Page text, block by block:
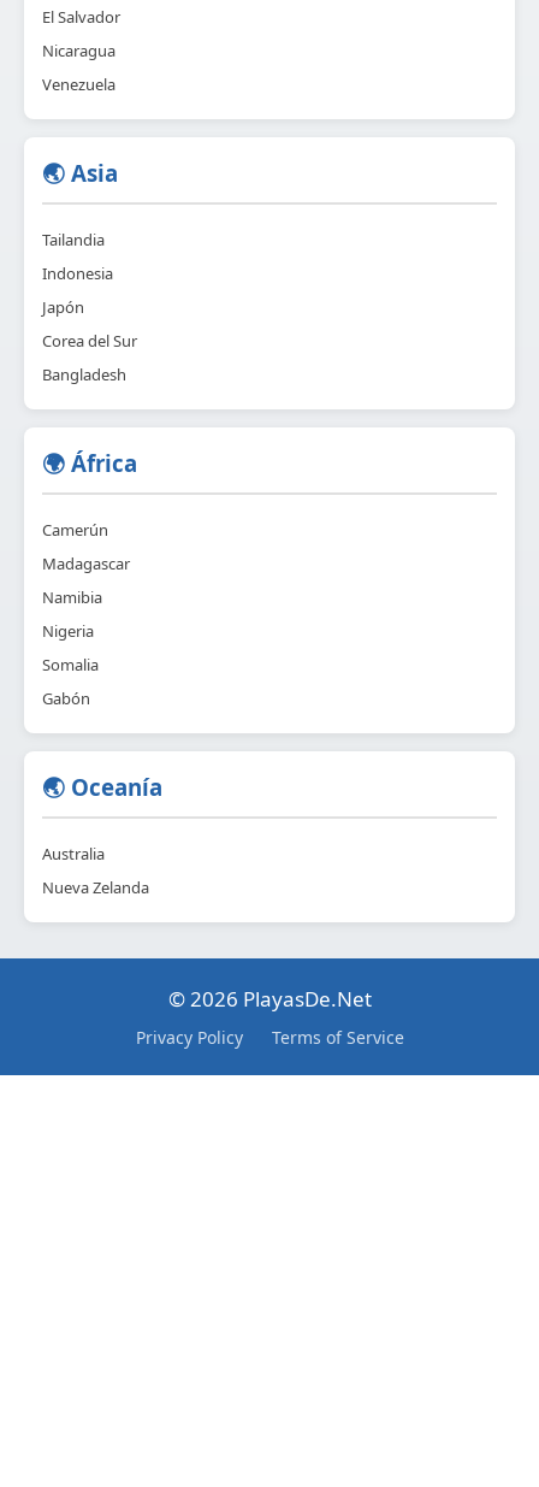
El Salvador
Nicaragua
Venezuela
🌏 Asia
Tailandia
Indonesia
Japón
Corea del Sur
Bangladesh
🌍 África
Camerún
Madagascar
Namibia
Nigeria
Somalia
Gabón
🌏 Oceanía
Australia
Nueva Zelanda
© 2026 PlayasDe.Net
Privacy Policy Terms of Service